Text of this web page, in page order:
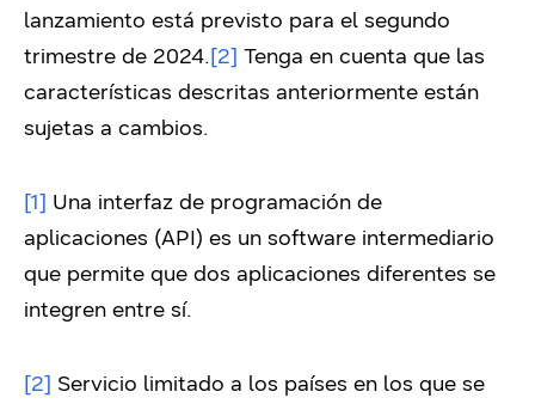
lanzamiento está previsto para el segundo
trimestre de 2024.[2] Tenga en cuenta que las
características descritas anteriormente están
sujetas a cambios.
[1] Una interfaz de programación de
aplicaciones (API) es un software intermediario
que permite que dos aplicaciones diferentes se
integren entre sí.
[2] Servicio limitado a los países en los que se